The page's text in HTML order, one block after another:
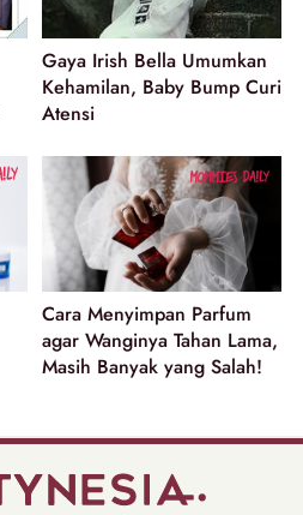
Gaya Irish Bella Umumkan
Kehamilan, Baby Bump Curi
Atensi
Cara Menyimpan Parfum
agar Wanginya Tahan Lama,
Masih Banyak yang Salah!